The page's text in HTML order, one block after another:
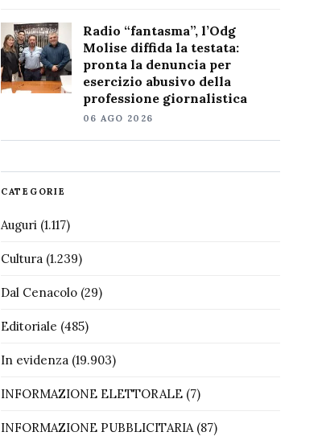
Radio “fantasma”, l’Odg
Molise diffida la testata:
pronta la denuncia per
esercizio abusivo della
professione giornalistica
06 AGO 2026
CATEGORIE
Auguri(1.117)
Cultura(1.239)
Dal Cenacolo(29)
Editoriale (485)
In evidenza(19.903)
INFORMAZIONE ELETTORALE(7)
INFORMAZIONE PUBBLICITARIA(87)